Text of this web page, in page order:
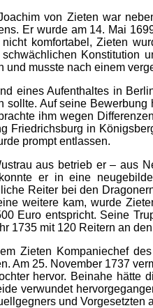
von Zieten war
Er wurde am 14. Mai
komfortabel, Zieten
Konstitution
und musste nach einem
eines Aufenthaltes in
sollte. Auf seine
ihm wegen
Friedrichsburg in
prompt entlassen.
aus betrieb er – aus
er in eine
Reiter bei den
weitere kam, wurde
Euro entspricht. Seine
1735 mit 120 Reitern an
Zieten Kompaniechef
Am 25. November 1737
hervor. Beinahe
verwundet
und Vorgesetzten